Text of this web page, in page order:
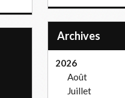
Archives
2026
Août
Juillet